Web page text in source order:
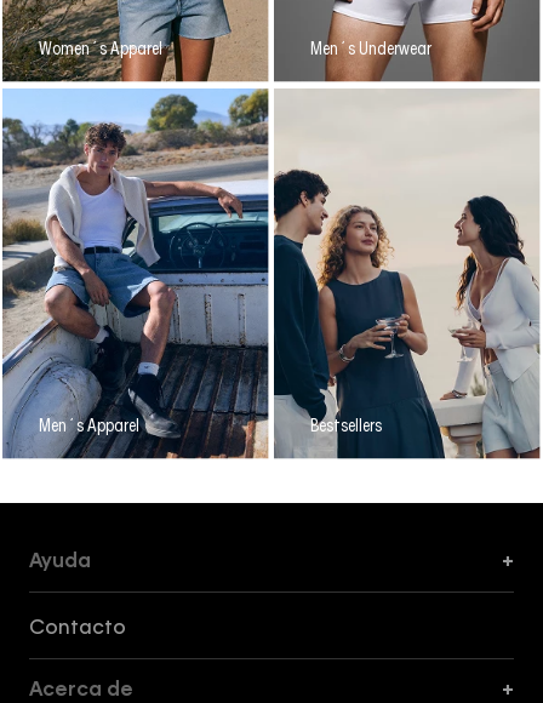
Women´s Apparel Men´s Underwear
Men´s Apparel Bestsellers
Ayuda +
Contacto
Acerca de +